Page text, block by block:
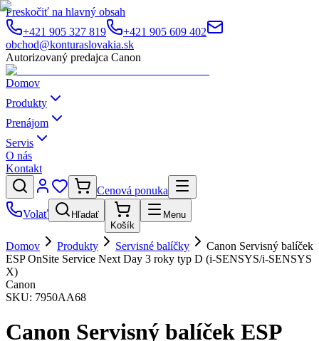
Preskočiť na hlavný obsah
+421 905 327 819
+421 905 609 402
obchod@konturaslovakia.sk
Autorizovaný predajca Canon
Domov
Produkty
Prenájom
Servis
O nás
Kontakt
Cenová ponuka
Volať
Hľadať
Košík
Menu
Domov Produkty Servisné balíčky
Canon Servisný balíček
ESP OnSite Service Next Day 3 roky typ D (i-SENSYS/i-SENSYS
X)
Canon
SKU: 7950AA68
Canon Servisný balíček ESP